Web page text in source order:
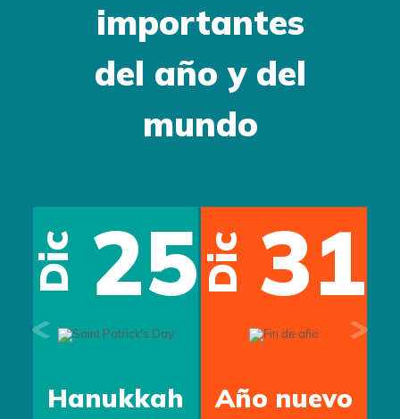
importantes
del año y del
mundo
Dic 25
Hanukkah
Dic 31
Año nuevo